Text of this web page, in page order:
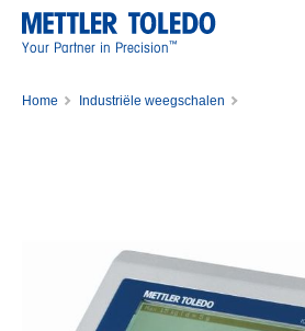
Your Partner in Precision™
Home
Industriële weegschalen